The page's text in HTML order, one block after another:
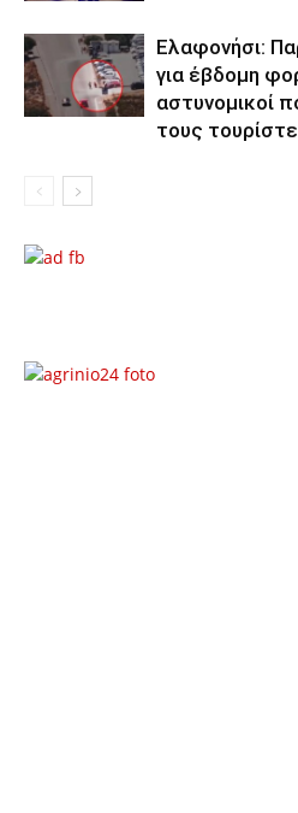
Ελαφονήσι:
για έβδομη
αστυνομικοί
τους